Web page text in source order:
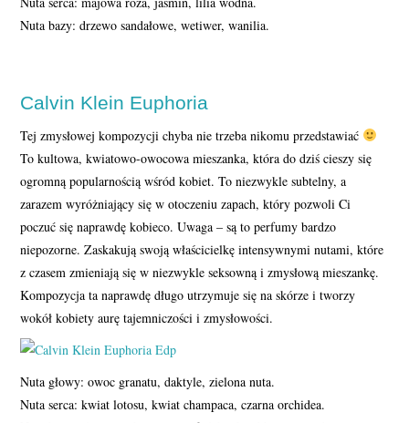
Nuta bazy: drzewo sandałowe, wetiwer, wanilia.
Calvin Klein Euphoria
Tej zmysłowej kompozycji chyba nie trzeba nikomu przedstawiać
To kultowa, kwiatowo-owocowa mieszanka, która do dziś cieszy się
ogromną popularnością wśród kobiet. To niezwykle subtelny, a
zarazem wyróżniający się w otoczeniu zapach, który pozwoli Ci
poczuć się naprawdę kobieco. Uwaga – są to perfumy bardzo
niepozorne. Zaskakują swoją właścicielkę intensywnymi nutami, które
z czasem zmieniają się w niezwykle seksowną i zmysłową mieszankę.
Kompozycja ta naprawdę długo utrzymuje się na skórze i tworzy
wokół kobiety aurę tajemniczości i zmysłowości.
Nuta głowy: owoc granatu, daktyle, zielona nuta.
Nuta serca: kwiat lotosu, kwiat champaca, czarna orchidea.